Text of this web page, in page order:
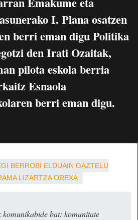
I. Plana osatzen
berri eman digu Politika
den Irati Ozaitak,
pilota eskola berria
Esnaola
berri eman digu.
BERROBI ELDUAIN GAZTELU
LIZARTZA OREXA
bat: komunitate